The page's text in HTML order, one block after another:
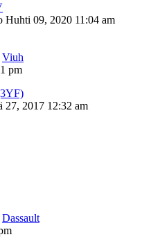
Huhti 09, 2020 11:04 am
Viuh
pm
27, 2017 12:32 am
Dassault